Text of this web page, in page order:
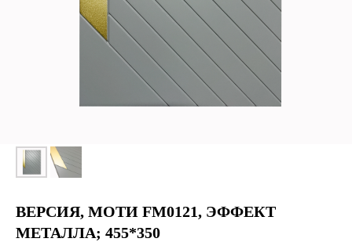
ВЕРСИЯ, МОТИ FM0121, ЭФФЕКТ
МЕТАЛЛА; 455*350